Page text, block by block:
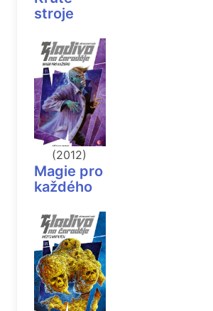
stroje
(2012)
Magie pro
každého